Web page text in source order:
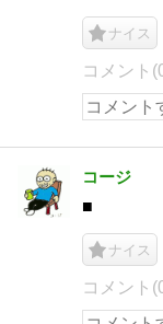
ナイス
コメント
コージ
■
ナイス
コメント